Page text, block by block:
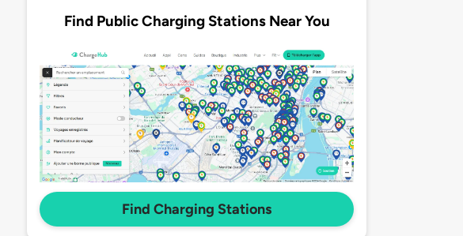
Find Public Charging Stations Near You
Find Charging Stations